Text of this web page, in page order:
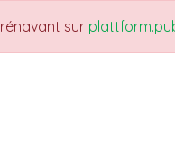
sur